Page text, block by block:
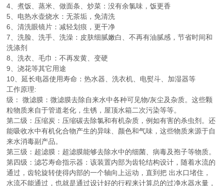
4、煮饭、蒸米、做面条、炒菜：没有余氯味，饭更香
5、电热水壶烧水：无茶垢，免清洗
6、清洗眼镜片：减轻划痕，更干净
7、洗脸、洗手、洗澡：皮肤细腻嫩白、不再有油腻感，节省时间和
洗涤剂
8、洗衣、毛巾：不再发黄、变硬
9、浇花等其它用途
10、延长电器使用寿命：热水器、洗衣机、电熨斗、加湿器等
工作原理:
级： 微滤膜：微滤膜去除自来水中各种可见物/灰尘及杂质。这些颗
粒物质来自于管道老化，生锈，屋顶水箱二次污染等等。
第二级：压缩炭：压缩碳去除氯和有机杂质，例如有害的杀虫剂。还
能吸收水中有机化合物产生的异味、颜色和气味，这些物质来源于自
来水消毒副产品。
第三级：超滤膜：超滤膜能够去除水中的细菌、病毒及孢子等物质。
第四级：滤芯寿命指示器：该装置内部为齿轮结构设计，随着水流的
通过，齿轮旋转使得内部的一个轴向上运动，直到把 出水口堵住，
水流不能通过，也就是通过设计好的行程来计算总的过净水器水量，